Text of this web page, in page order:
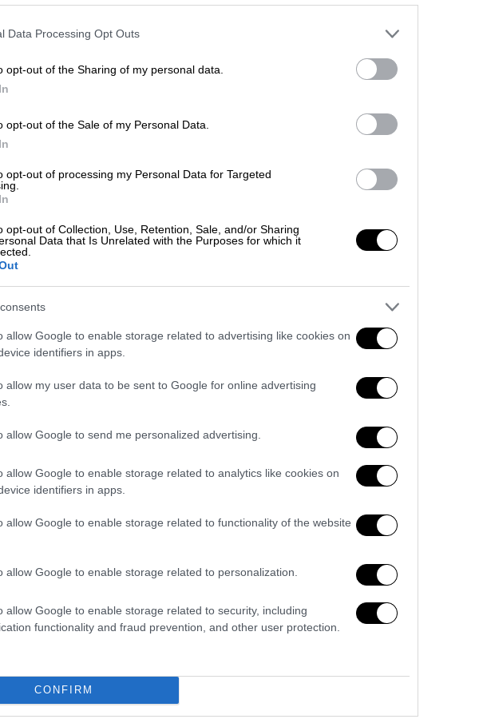
Data Processing Opt Outs
opt-out of the Sharing of my personal data.
opt-out of the Sale of my Personal Data.
opt-out of processing my Personal Data for Targeted
opt-out of Collection, Use, Retention, Sale, and/or Sharing
Data that Is Unrelated with the Purposes for which it
allow Google to enable storage related to advertising like cookies on
identifiers in apps.
allow my user data to be sent to Google for online advertising
allow Google to send me personalized advertising.
allow Google to enable storage related to analytics like cookies on
identifiers in apps.
allow Google to enable storage related to functionality of the website
allow Google to enable storage related to personalization.
allow Google to enable storage related to security, including
functionality and fraud prevention, and other user protection.
CONFIRM
χρεών και με ευνοϊκές ρυθμίσεις για
Αλλάζουν όλα στους ΟΤΑ: Τέλος
μεταφέρονται αρμοδιότητες - Τι
αντιδημάρχων
Στους δήμους η αρμοδιότητα
για τους οποίους είχε ευθύνη η
περιφέρεια
Οικονομία 28.03.2023 20:40
νέες προσλήψεις σε ΟΤΑ
Το υπουργείο Εσωτερικών ενέκρινε
850 νέες θέσεις εργασίας σε ΟΤΑ α'
Ελλάδα 24.03.2023 10:56
ΑΣΕΠ: Μπαράζ προσλήψεων με
Το proson.gr συγκέντρωσε και σας
παρουσιάζει τις 133 θέσεις εργασίας